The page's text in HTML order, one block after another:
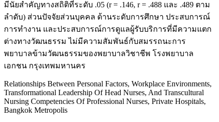
มีนัยสำคัญทางสถิติที่ระดับ .05 (r = .146, r = .488 และ .489 ตาม
ลำดับ) ส่วนปัจจัยส่วนบุคคล ด้านระดับการศึกษา ประสบการณ์
การทำงาน และประสบการณ์การดูแลผู้รับบริการที่มีความแตก
ต่างทางวัฒนธรรม ไม่มีความสัมพันธ์กับสมรรถนะการ
พยาบาลข้ามวัฒนธรรมของพยาบาลวิชาชีพ โรงพยาบาล
เอกชน กรุงเทพมหานคร
Relationships Between Personal Factors, Workplace Environments,
Transformational Leadership Of Head Nurses, And Transcultural
Nursing Competencies Of Professional Nurses, Private Hospitals,
Bangkok Metropolis